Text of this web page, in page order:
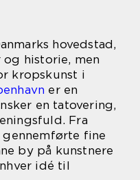
hovedstad,
historie, men
kropskunst i
er en
en tatovering,
Fra
fine
by på kunstnere
idé til